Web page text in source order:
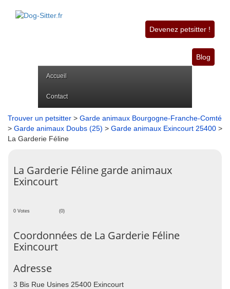
Devenez petsitter !
Blog
Accueil
Contact
Trouver un petsitter > Garde animaux Bourgogne-Franche-Comté
> Garde animaux Doubs (25) > Garde animaux Exincourt 25400 >
La Garderie Féline
La Garderie Féline garde animaux
Exincourt
0 Votes (0)
Coordonnées de La Garderie Féline
Exincourt
Adresse
3 Bis Rue Usines 25400 Exincourt